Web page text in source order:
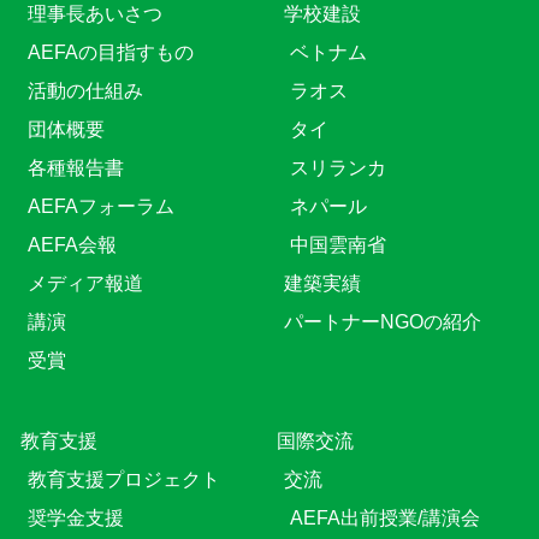
理事長あいさつ
AEFAの目指すもの
活動の仕組み
団体概要
各種報告書
AEFAフォーラム
AEFA会報
メディア報道
講演
受賞
学校建設
ベトナム
ラオス
タイ
スリランカ
ネパール
中国雲南省
建築実績
パートナーNGOの紹介
教育⽀援
教育⽀援プロジェクト
奨学金支援
国際交流
交流
AEFA出前授業/講演会